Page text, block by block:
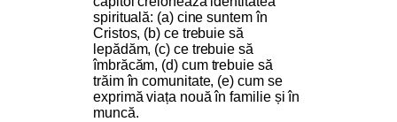
spirituală: (a) cine suntem în
Cristos, (b) ce trebuie să
lepădăm, (c) ce trebuie să
îmbrăcăm, (d) cum trebuie să
trăim în comunitate, (e) cum se
exprimă viața nouă în familie și în
muncă.